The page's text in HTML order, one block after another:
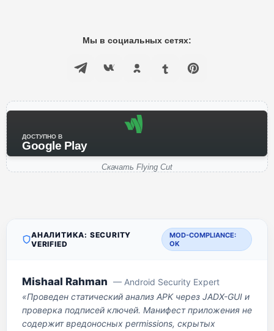
Мы в социальных сетях:
ДОСТУПНО В
Google Play
Скачать Flying Cut
АНАЛИТИКА: SECURITY
VERIFIED
MOD-COMPLIANCE:
OK
Mishaal Rahman — Android Security Expert
«Проведен статический анализ APK через JADX-GUI и
проверка подписей ключей. Манифест приложения не
содержит вредоносных permissions, скрытых